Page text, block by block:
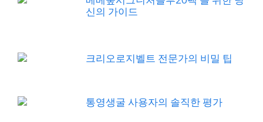
신의 가이드
크리오로지벨트 전문가의 비밀 팁
통영생굴 사용자의 솔직한 평가